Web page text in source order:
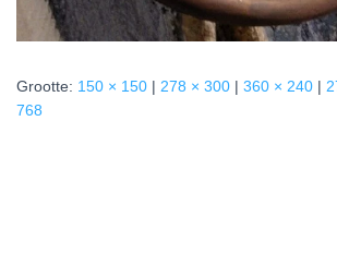
Grootte: 150 × 150 | 278 × 300 | 360 × 240 |
768